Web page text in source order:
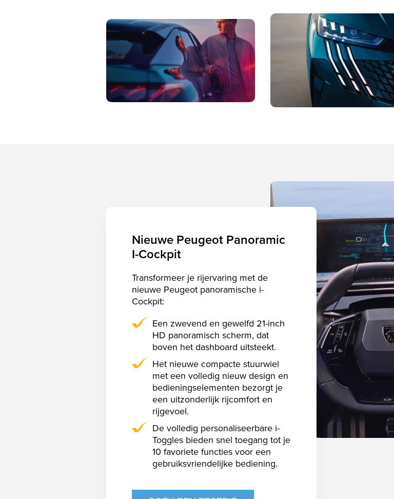
Nieuwe Peugeot Panoramic
I-Cockpit
Transformeer je rijervaring met de
nieuwe Peugeot panoramische i-
Cockpit:
Een zwevend en gewelfd 21-inch
HD panoramisch scherm, dat
boven het dashboard uitsteekt.
Het nieuwe compacte stuurwiel
met een volledig nieuw design en
bedieningselementen bezorgt je
een uitzonderlijk rijcomfort en
rijgevoel.
De volledig personaliseerbare i-
Toggles bieden snel toegang tot je
10 favoriete functies voor een
gebruiksvriendelijke bediening.